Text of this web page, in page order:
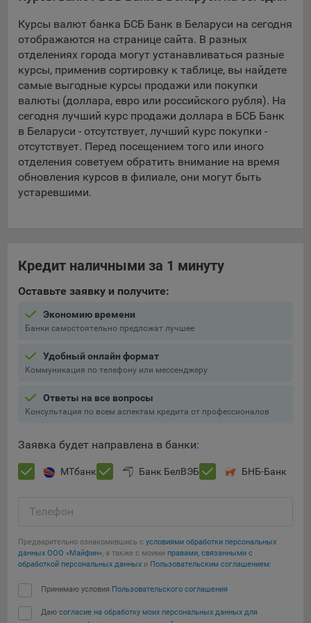
5.4. Создание и предоставление персонализированной
рекламы пользователю.
9.1. Технические (обязательные) файлы cookie, например,
применяемые при регистрации либо входе в систему, или
для оставления отзыва либо комментария. Данные файлы
cookie используются в целях обеспечения корректной
работы сайтов и полноценного использования его
функционала пользователем, не могут быть отключены в
системах. Вместе с тем, пользователь может настроить
браузер, чтобы он блокировал такие файлы сookie или
уведомлял пользователя об их использовании — но в таком
случае некоторые разделы сайта могут не работать).
дополнительных функций сайтов, например, для хранения
пользователя или выбора языка, и для предотвращения
Подобные функции улучшают условия работы
пользователей с сайтом.
9.3. Файлы cookie предпочтений, например, для настройки
контента. Данные файлы cookie собирают информацию о
позволяют Обществу «запомнить» информацию о
выбранном пользователем городе и других местных
настраивать сайт.
9.4. Аналитические файлы cookie, например
использовал сайты, и позволяют Обществу вносить в них
Аналитические файлы cookie показывают, какие страницы
выявлять трудности, возникающие при использовании
рекламы. Благодаря этому у Общества есть возможность
Сохранить мои изменения
Сохранить по умолчанию
Курсы валют банка БСБ Банк в Беларуси на сегодня
отображаются на странице сайта. В разных
отделениях города могут устанавливаться разные
курсы, применив сортировку к таблице, вы найдете
самые выгодные курсы продажи или покупки
валюты (доллара, евро или российского рубля). На
сегодня лучший курс продажи доллара в БСБ Банк
в Беларуси - отсутствует, лучший курс покупки -
отсутствует. Перед посещением того или иного
отделения советуем обратить внимание на время
обновления курсов в филиале, они могут быть
устаревшими.
Кредит наличными за 1 минуту
Оставьте заявку и получите:
Экономию времени
Банки самостоятельно предложат лучшее
Удобный онлайн формат
Коммуникация по телефону или мессенджеру
Ответы на все вопросы
Консультация по всем аспектам кредита от профессионалов
Заявка будет направлена в банки:
МТбанк Банк БелВЭБ БНБ-Банк
Телефон
Предварительно ознакомившись с условиями обработки персональных
данных ООО «Майфин», а также с моими правами, связанными с
обработкой персональных данных и Пользовательским соглашением:
Принимаю условия Пользовательского соглашения
Даю согласие на обработку моих персональных данных для